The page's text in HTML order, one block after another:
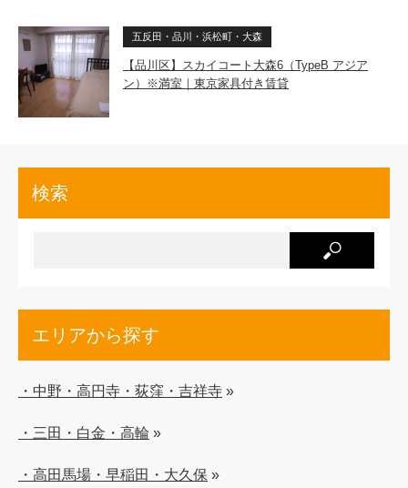
五反田・品川・浜松町・大森
【品川区】スカイコート大森6（TypeB アジア
ン）※満室｜東京家具付き賃貸
検索
エリアから探す
・中野・高円寺・荻窪・吉祥寺 »
・三田・白金・高輪 »
・高田馬場・早稲田・大久保 »